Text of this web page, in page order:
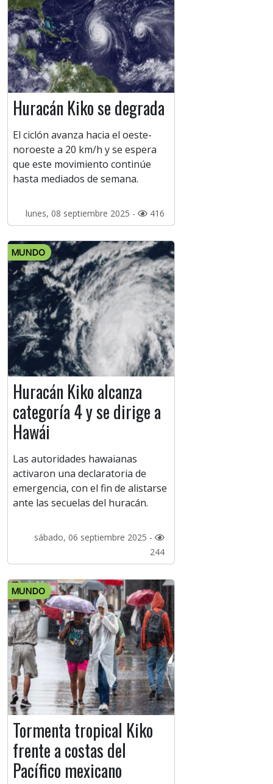
Huracán Kiko se degrada
El ciclón avanza hacia el oeste-
noroeste a 20 km/h y se espera
que este movimiento continúe
hasta mediados de semana.
lunes, 08 septiembre 2025 - 416
MUNDO
Huracán Kiko alcanza
categoría 4 y se dirige a
Hawái
Las autoridades hawaianas
activaron una declaratoria de
emergencia, con el fin de alistarse
ante las secuelas del huracán.
sábado, 06 septiembre 2025 -
244
MUNDO
Tormenta tropical Kiko
frente a costas del
Pacífico mexicano